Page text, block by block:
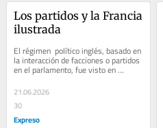
Los partidos y la Francia
ilustrada
El régimen  político inglés, basado en
la interacción de facciones o partidos
en el parlamento, fue visto en
Europa, a lo largo del siglo XVIII,...
21.06.2026
30
Expreso